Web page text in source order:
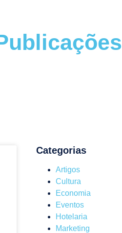
Categorias
Artigos
Cultura
Economia
Eventos
Hotelaria
Marketing